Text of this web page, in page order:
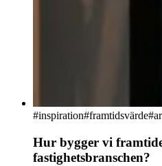
#inspiration#framtidsvärde
Hur bygger vi
fastighetsbranschen?